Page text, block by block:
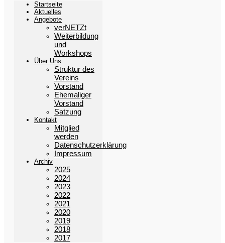
Startseite
Aktuelles
Angebote
verNETZt
Weiterbildung
und
Workshops
Über Uns
Struktur des
Vereins
Vorstand
Ehemaliger
Vorstand
Satzung
Kontakt
Mitglied
werden
Datenschutzerklärung
Impressum
Archiv
2025
2024
2023
2022
2021
2020
2019
2018
2017